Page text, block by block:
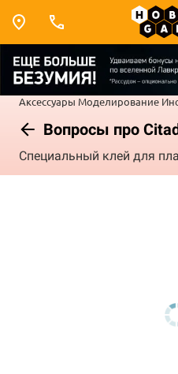
Аксессуары Моделирование
Вопросы про
Специальный клей для